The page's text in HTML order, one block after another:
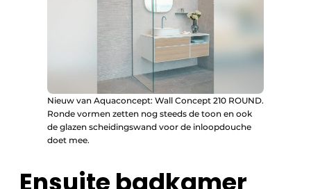
Nieuw van Aquaconcept: Wall Concept 210 ROUND.
Ronde vormen zetten nog steeds de toon en ook
de glazen scheidingswand voor de inloopdouche
doet mee.